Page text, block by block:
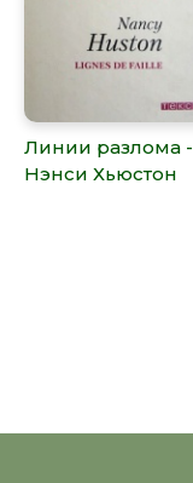
Линии разлома -
Нэнси Хьюстон